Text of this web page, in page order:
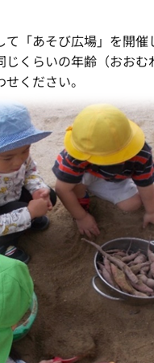
「あそび広場」を開催
くらいの年齢（おお
ください。